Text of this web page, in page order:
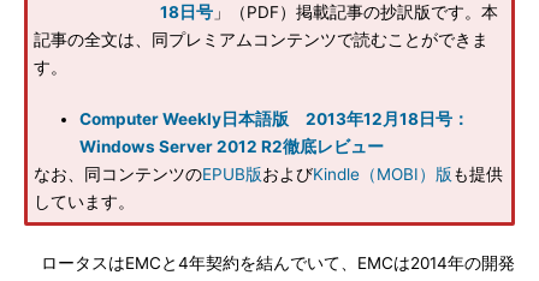
18日号 」（PDF）掲載記事の抄訳版です。本
記事の全文は、同プレミアムコンテンツで読むことができま
す。
Computer Weekly日本語版 2013年12月18日号：
Windows Server 2012 R2徹底レビュー
なお、同コンテンツのEPUB版およびKindle（MOBI）版も提供
しています。
ロータスはEMCと4年契約を結んでいて、EMCは2014年の開発